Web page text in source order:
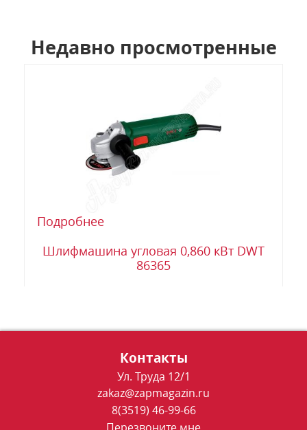
Недавно просмотренные
Подробнее
Шлифмашина угловая 0,860 кВт DWT
86365
Контакты
Ул. Труда 12/1
zakaz@zapmagazin.ru
8(3519) 46-99-66